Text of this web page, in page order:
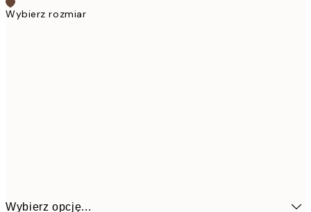
Wybierz rozmiar
Wybierz opcję...